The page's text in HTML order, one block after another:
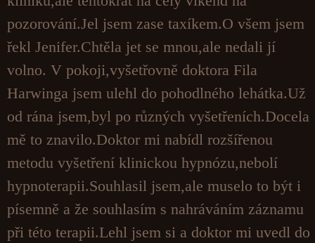
pozorování.Jel jsem zase taxíkem.O všem jsem
řekl Jenifer.Chtěla jet se mnou,ale nedali jí
volno. V pokoji,vyšetřovně doktora Fila
Harwinga jsem ulehl do pohodlného lehátka.Už
od rána jsem,byl po různých vyšetřeních.Docela
mě to znavilo.Doktor mi nabídl rozšířenou
metodu vyšetření klinickou hypnózu,nebolí
hypnoterapii.Souhlasil jsem,ale muselo to být i
písemně a že souhlasím s nahráváním záznamu
při této terapii.Lehl jsem si a doktor mi uvedl do